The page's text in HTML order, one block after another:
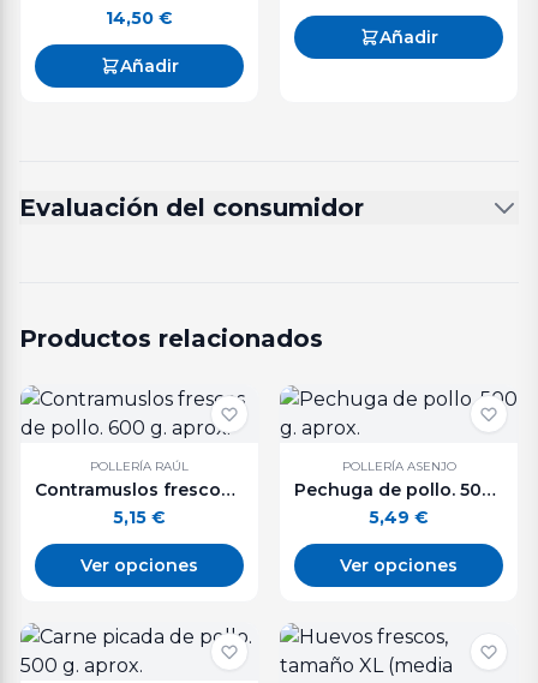
14,50 €
Añadir
Añadir
Evaluación del consumidor
Productos relacionados
POLLERÍA RAÚL
Contramuslos frescos de pollo. 600 g. aprox.
5,15 €
Ver opciones
POLLERÍA ASENJO
Pechuga de pollo. 500 g. aprox.
5,49 €
Ver opciones